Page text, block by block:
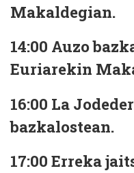
Makaldegian.
14:00 Auzo
Euriarekin
16:00 La
bazkalostean.
17:00 Erreka